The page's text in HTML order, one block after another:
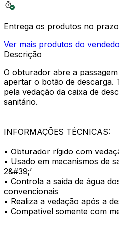
Entrega os produtos no prazo
Ver mais produtos do
Descrição
O obturador abre a
apertar o botão de descarga.
pela vedação da caixa de
sanitário.
INFORMAÇÕES TÉCNICAS:
• Obturador rígido com
• Usado em mecanismos de
2&#39;’
• Controla a saída de água
convencionais
• Realiza a vedação após a
• Compatível somente com